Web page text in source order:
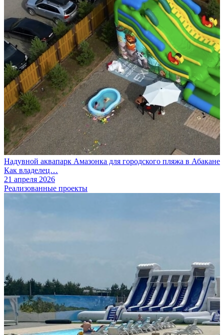
Надувной аквапарк Амазонка для городского пляжа в Абакане
Как владелец…
21 апреля 2026
Реализованные проекты